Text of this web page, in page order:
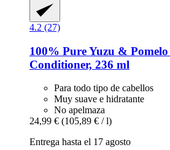
4.2 (27)
100% PureYuzu & Pomelo
Conditioner, 236 ml
Para todo tipo de cabellos
Muy suave e hidratante
No apelmaza
24,99 € (105,89 € / l)
Entrega hasta el 17 agosto